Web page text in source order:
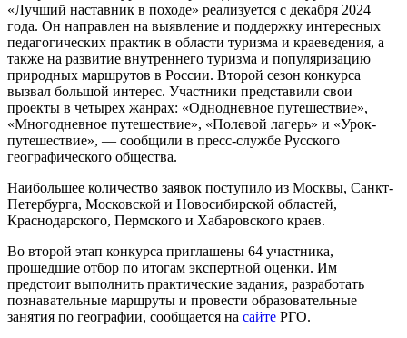
«Лучший наставник в походе» реализуется с декабря 2024
года. Он направлен на выявление и поддержку интересных
педагогических практик в области туризма и краеведения, а
также на развитие внутреннего туризма и популяризацию
природных маршрутов в России. Второй сезон конкурса
вызвал большой интерес. Участники представили свои
проекты в четырех жанрах: «Однодневное путешествие»,
«Многодневное путешествие», «Полевой лагерь» и «Урок-
путешествие», — сообщили в пресс-службе Русского
географического общества.
Наибольшее количество заявок поступило из Москвы, Санкт-
Петербурга, Московской и Новосибирской областей,
Краснодарского, Пермского и Хабаровского краев.
Во второй этап конкурса приглашены 64 участника,
прошедшие отбор по итогам экспертной оценки. Им
предстоит выполнить практические задания, разработать
познавательные маршруты и провести образовательные
занятия по географии, сообщается на сайте РГО.